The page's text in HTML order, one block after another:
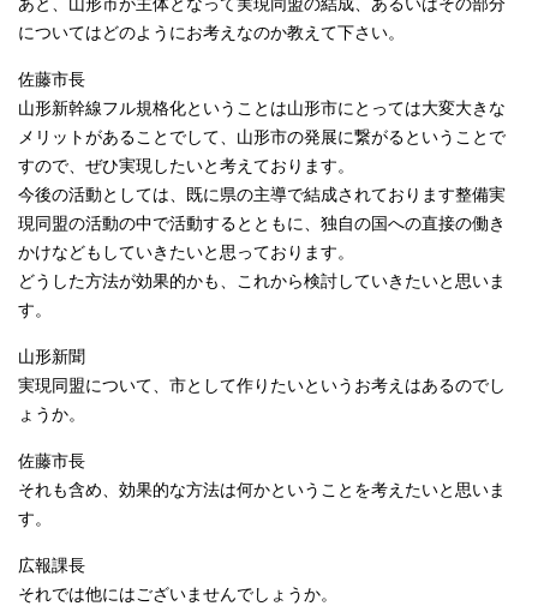
あと、山形市が主体となって実現同盟の結成、あるいはその部分
についてはどのようにお考えなのか教えて下さい。
佐藤市長
山形新幹線フル規格化ということは山形市にとっては大変大きな
メリットがあることでして、山形市の発展に繋がるということで
すので、ぜひ実現したいと考えております。
今後の活動としては、既に県の主導で結成されております整備実
現同盟の活動の中で活動するとともに、独自の国への直接の働き
かけなどもしていきたいと思っております。
どうした方法が効果的かも、これから検討していきたいと思いま
す。
山形新聞
実現同盟について、市として作りたいというお考えはあるのでし
ょうか。
佐藤市長
それも含め、効果的な方法は何かということを考えたいと思いま
す。
広報課長
それでは他にはございませんでしょうか。